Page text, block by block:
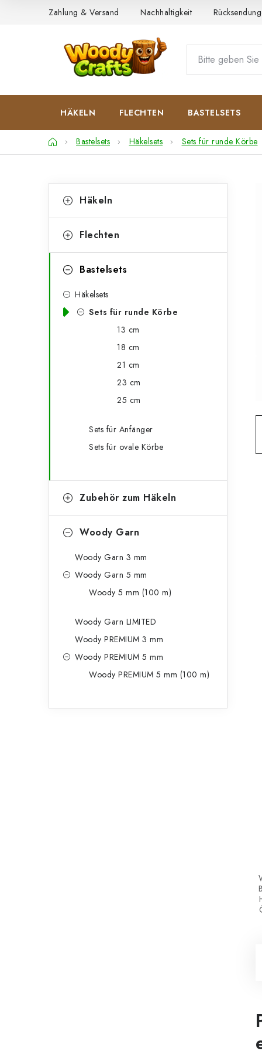
Zahlung & Versand Nachhaltigkeit
HÄKELN FLECHTEN BASTELSETS
StartseiteBastelsets Häkelsets Sets für runde Körbe
e
t
überspringen
a
e
Häkeln
Flechten
Bastelsets
Häkelsets
Sets für runde Körbe
13 cm
18 cm
21 cm
23 cm
25 cm
Sets für Anfänger
Sets für ovale Körbe
Zubehör zum Häkeln
Woody Garn
Woody Garn 3 mm
Woody Garn 5 mm
Woody 5 mm (100 m)
Woody Garn LIMITED
Woody PREMIUM 3 mm
Woody PREMIUM 5 mm
Woody PREMIUM 5 mm (100 m)